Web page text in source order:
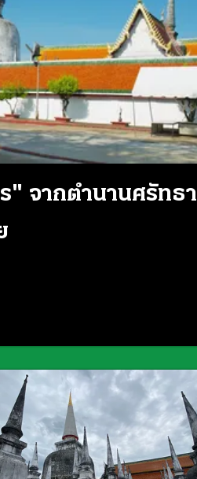
" จากตำนานศรัทธา